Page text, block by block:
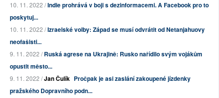
10. 11. 2022 /Indie prohrává v boji s dezinformacemi. A Facebook pro to
poskytuj...
10. 11. 2022 /Izraelské volby: Západ se musí odvrátit od Netanjahuovy
neofašisti...
9. 11. 2022 /Ruská agrese na Ukrajině: Rusko nařídilo svým vojákům
opustit město...
9. 11. 2022 /Jan Čulík Pročpak je asi zaslání zakoupené jízdenky
pražského Dopravního podn...